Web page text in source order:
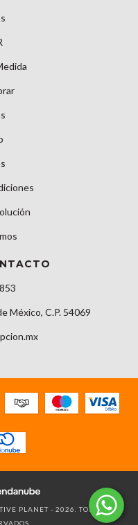
México, C.P. 54069
PLANET - 2026. TODOS LOS